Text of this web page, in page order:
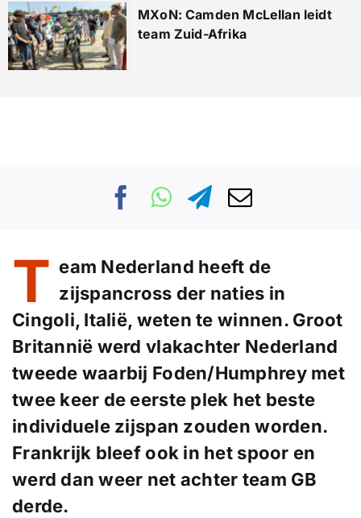
MXoN: Camden McLellan leidt
team Zuid-Afrika
T eam Nederland heeft de
zijspancross der naties in
Cingoli, Italië, weten te winnen. Groot
Britannië werd vlakachter Nederland
tweede waarbij Foden/Humphrey met
twee keer de eerste plek het beste
individuele zijspan zouden worden.
Frankrijk bleef ook in het spoor en
werd dan weer net achter team GB
derde.